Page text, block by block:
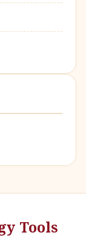
Tools